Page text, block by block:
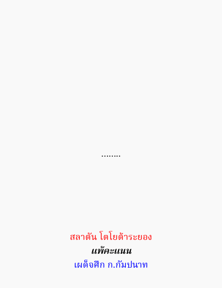
……..
สลาตัน โตโยต้าระยอง
แพ้คะแนน
เผด็จศึก ก.กัมปนาท